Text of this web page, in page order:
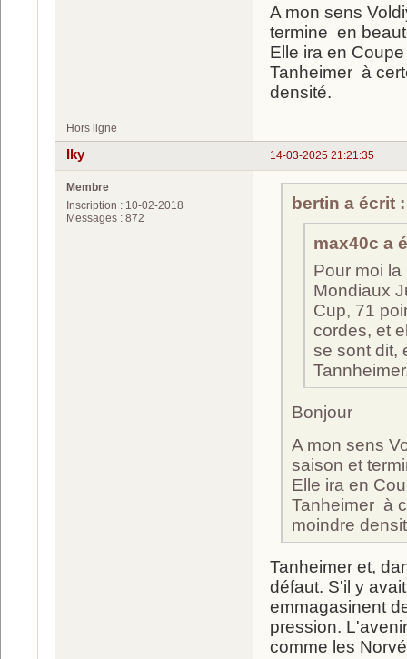
A mon sens
termine en
Elle ira en
Tanheimer à
densité.
Hors ligne
14-03-2025 21:21:35
Iky
Membre
Inscription : 10-02-2018
Messages : 872
bertin a écrit :
max40c a
Pour moi
Mondiaux
Cup, 71
cordes, et
se sont dit,
Bonjour
A mon sens
saison et
Elle ira en
Tanheimer à
moindre
Tanheimer et,
défaut. S'il y
emmagasinent
pression.
comme les